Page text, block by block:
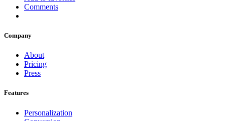
Comments
Company
About
Pricing
Press
Features
Personalization